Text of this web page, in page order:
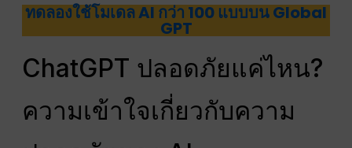
ทดลองใช้โมเดล AI กว่า 100 แบบบน Global
GPT
ChatGPT ปลอดภัยแค่ไหน?
ความเข้าใจเกี่ยวกับความ